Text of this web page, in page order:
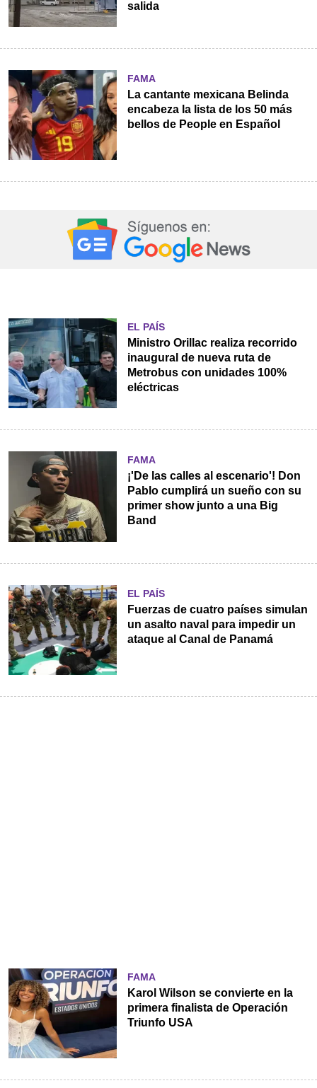
salida
FAMA
La cantante mexicana Belinda
encabeza la lista de los 50 más
bellos de People en Español
EL PAÍS
Ministro Orillac realiza recorrido
inaugural de nueva ruta de
Metrobus con unidades 100%
eléctricas
FAMA
¡'De las calles al escenario'! Don
Pablo cumplirá un sueño con su
primer show junto a una Big
Band
EL PAÍS
Fuerzas de cuatro países simulan
un asalto naval para impedir un
ataque al Canal de Panamá
FAMA
Karol Wilson se convierte en la
primera finalista de Operación
Triunfo USA